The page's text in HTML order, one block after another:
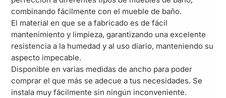
combinando fácilmente con el mueble de baño.
El material en que se a fabricado es de fácil
mantenimiento y limpieza, garantizando una excelente
resistencia a la humedad y al uso diario, manteniendo su
aspecto impecable.
Disponible en varias medidas de ancho para poder
comprar el que más se adecue a tus necesidades. Se
instala muy fácilmente sin ningún inconveniente.